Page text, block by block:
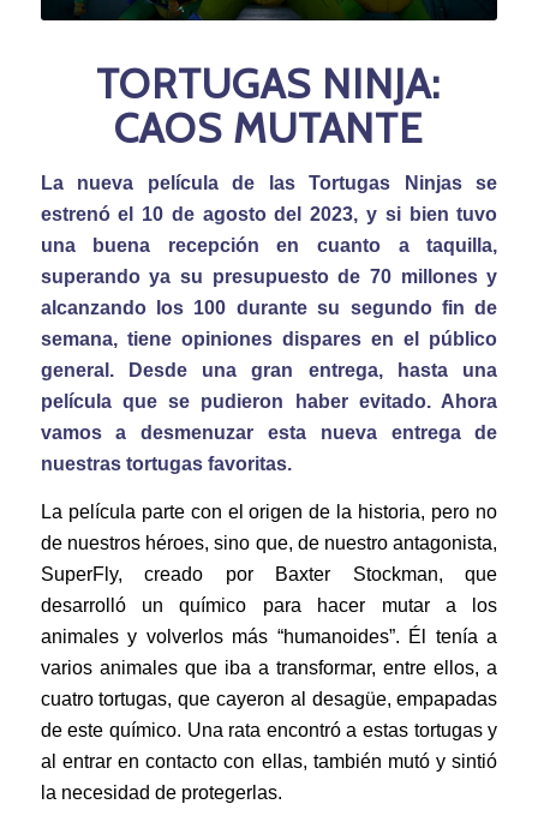
TORTUGAS NINJA:
CAOS MUTANTE
La nueva película de las Tortugas Ninjas se
estrenó el 10 de agosto del 2023, y si bien tuvo
una buena recepción en cuanto a taquilla,
superando ya su presupuesto de 70 millones y
alcanzando los 100 durante su segundo fin de
semana, tiene opiniones dispares en el público
general. Desde una gran entrega, hasta una
película que se pudieron haber evitado. Ahora
vamos a desmenuzar esta nueva entrega de
nuestras tortugas favoritas.
La película parte con el origen de la historia, pero no
de nuestros héroes, sino que, de nuestro antagonista,
SuperFly, creado por Baxter Stockman, que
desarrolló un químico para hacer mutar a los
animales y volverlos más “humanoides”. Él tenía a
varios animales que iba a transformar, entre ellos, a
cuatro tortugas, que cayeron al desagüe, empapadas
de este químico. Una rata encontró a estas tortugas y
al entrar en contacto con ellas, también mutó y sintió
la necesidad de protegerlas.